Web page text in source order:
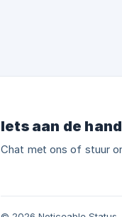
Iets aan de
Chat met ons of stuur